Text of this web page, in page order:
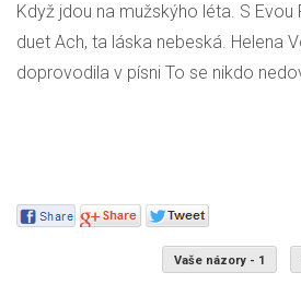
Když jdou na mužskýho léta. S Evou
duet Ach, ta láska nebeská. Helena
doprovodila v písni To se nikdo
Vaše názory - 1